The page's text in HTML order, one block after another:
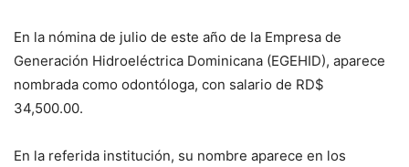
En la nómina de julio de este año de la Empresa de
Generación Hidroeléctrica Dominicana (EGEHID), aparece
nombrada como odontóloga, con salario de RD$
34,500.00.
En la referida institución, su nombre aparece en los